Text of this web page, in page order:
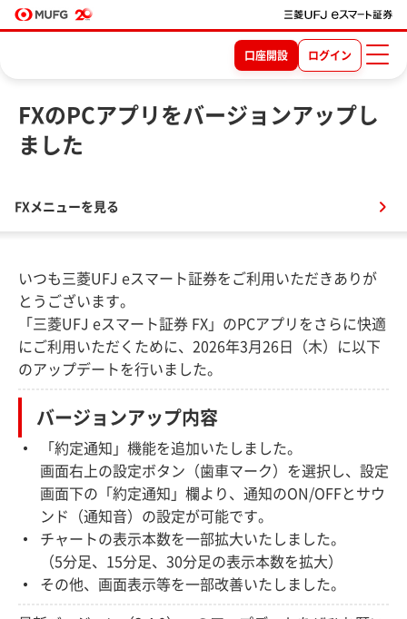
口座開設 ログイン
FXのPCアプリをバージョンアップし
ました
いつも三菱UFJ eスマート証券をご利用いただきありが
とうございます。
「三菱UFJ eスマート証券 FX」のPCアプリをさらに快適
にご利用いただくために、2026年3月26日（木）に以下
のアップデートを行いました。
バージョンアップ内容
「約定通知」機能を追加いたしました。
画面右上の設定ボタン（歯車マーク）を選択し、設定
画面下の「約定通知」欄より、通知のON/OFFとサウ
ンド（通知音）の設定が可能です。
チャートの表示本数を一部拡大いたしました。
（5分足、15分足、30分足の表示本数を拡大）
その他、画面表示等を一部改善いたしました。
FXメニューを見る